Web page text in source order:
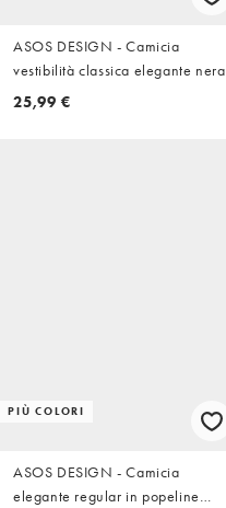
ASOS DESIGN - Camicia
vestibilità classica elegante nera
25,99 €
PIÙ COLORI
ASOS DESIGN - Camicia
elegante regular in popeline